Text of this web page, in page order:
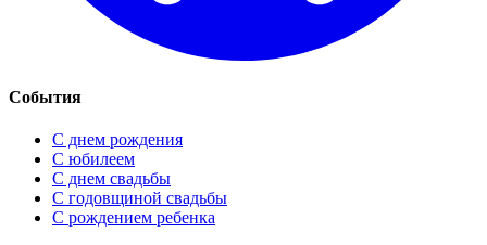
События
С днем рождения
С юбилеем
С днем свадьбы
С годовщиной свадьбы
С рождением ребенка